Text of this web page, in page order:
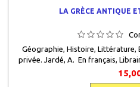
LA GRÈCE ANTIQUE
Géographie, Histoire, Littérature,
privée. Jardé, A. En français,
pages, broché, occasion.